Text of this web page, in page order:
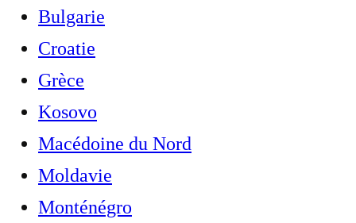
Bulgarie
Croatie
Grèce
Kosovo
Macédoine du Nord
Moldavie
Monténégro